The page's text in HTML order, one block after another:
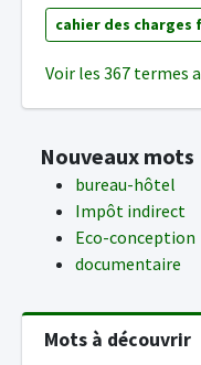
cahier des
Voir les 367 termes
Nouveaux mots
bureau-hôtel
Impôt indirect
Eco-conception
documentaire
Mots à découvrir